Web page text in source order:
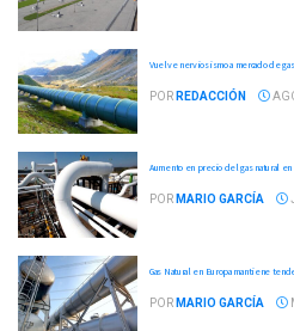
Vuelve nerviosismo a mercado de
POR REDACCIÓN
Aumento en precio del gas natural
POR MARIO GARCÍA
Gas Natural en Europa mantiene
POR MARIO GARCÍA